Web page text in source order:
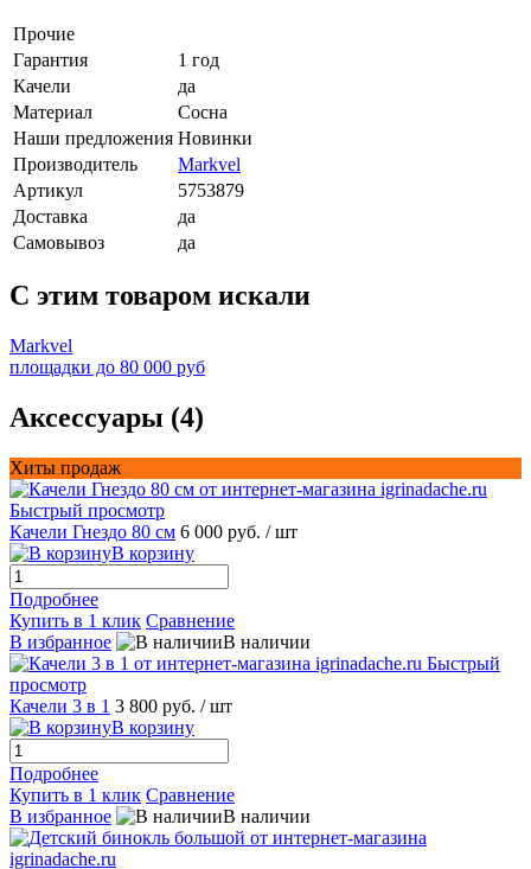
Прочие
Гарантия
1 год
Качели
да
Материал
Сосна
Наши предложения Новинки
Производитель
Markvel
Артикул
5753879
Доставка
да
Самовывоз
да
C этим товаром искали
Markvel
площадки до 80 000 руб
Аксессуары (4)
Хиты продаж
Быстрый просмотр
Качели Гнездо 80 см 6 000 руб. / шт
В корзину
Подробнее
Купить в 1 клик Сравнение
В избранное
В наличии
Быстрый
просмотр
Качели 3 в 1 3 800 руб. / шт
В корзину
Подробнее
Купить в 1 клик Сравнение
В избранное
В наличии